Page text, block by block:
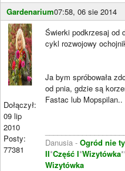
Gardenarium07:58, 06 sie 2014
Dołączył:
09 lip
2010
Posty:
77381
Świerki podkrzesaj od
cykl rozwojowy
Ja bym spróbowała
od pnia, gdzie są
Fastac lub Mopspilan..
Danusia - Ogród nie
II*Część I*Wizytówka
Wizytówka